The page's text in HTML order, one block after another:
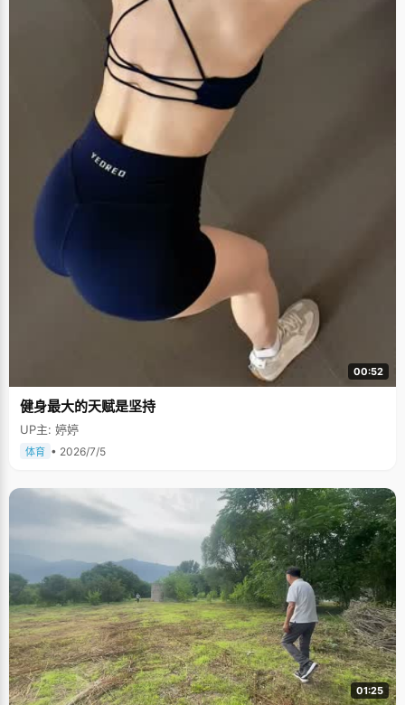
00:52
健身最大的天赋是坚持
UP主: 婷婷
体育 • 2026/7/5
01:25